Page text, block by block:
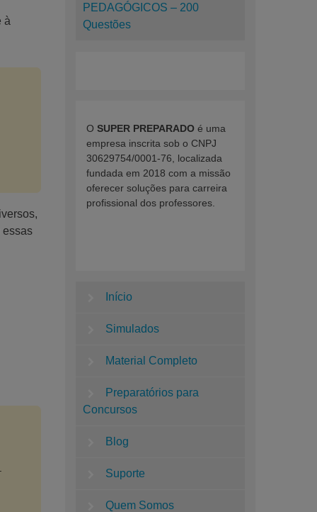
à
essas
PEDAGÓGICOS – 200
Questões
O SUPER PREPARADOé uma
empresa inscrita sob o CNPJ
30629754/0001-76, localizada
fundada em 2018 com a missão
oferecer soluções para carreira
profissional dos professores.
Início
Simulados
Material Completo
Preparatórios para
Concursos
Blog
Suporte
Quem Somos